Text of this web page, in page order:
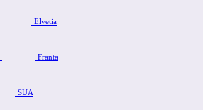
Elvetia
Franta
SUA